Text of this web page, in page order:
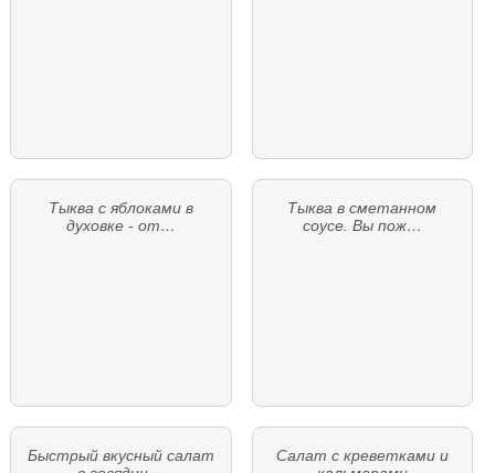
Тыква с яблоками в
духовке - от…
Тыква в сметанном
соусе. Вы пож…
Быстрый вкусный салат
Салат с креветками и